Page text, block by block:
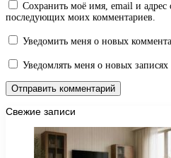
Сохранить моё имя, email и адрес
последующих моих комментариев.
Уведомить меня о новых
Уведомлять меня о новых записях
Свежие записи